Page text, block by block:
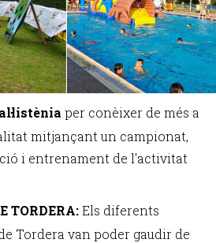
per conèixer de més a
mitjançant un campionat,
i entrenament de l'activitat
TORDERA:Els diferents
Tordera van poder gaudir de